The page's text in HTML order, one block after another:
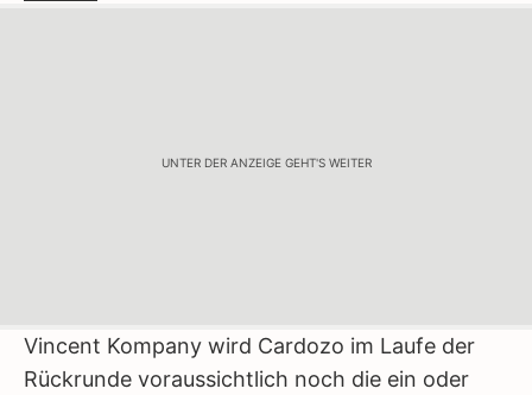
UNTER DER ANZEIGE GEHT'S WEITER
Vincent Kompany wird Cardozo im Laufe der
Rückrunde voraussichtlich noch die ein oder